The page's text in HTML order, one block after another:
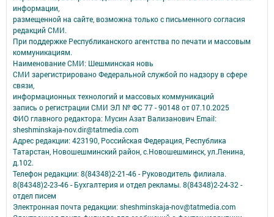
информации,
размещенной на сайте, возможна только с письменного согласия
редакций СМИ.
При поддержке Республиканского агентства по печати и массовым
коммуникациям.
Наименование СМИ: Шешминская новь
СМИ зарегистрировано Федеральной службой по надзору в сфере
связи,
информационных технологий и массовых коммуникаций
запись о регистрации СМИ ЭЛ № ФС 77 - 90148 от 07.10.2025
ФИО главного редактора: Мусин Азат Вализанович Email:
sheshminskaja-nov.dir@tatmedia.com
Адрес редакции: 423190, Российская Федерация, Республика
Татарстан, Новошешминский район, с.Новошешминск, ул.Ленина,
д.102.
Телефон редакции: 8(84348)2-21-46 - Руководитель филиала.
8(84348)2-23-46 - Бухгалтерия и отдел рекламы. 8(84348)2-24-32 -
отдел писем
Электронная почта редакции: sheshminskaja-nov@tatmedia.com